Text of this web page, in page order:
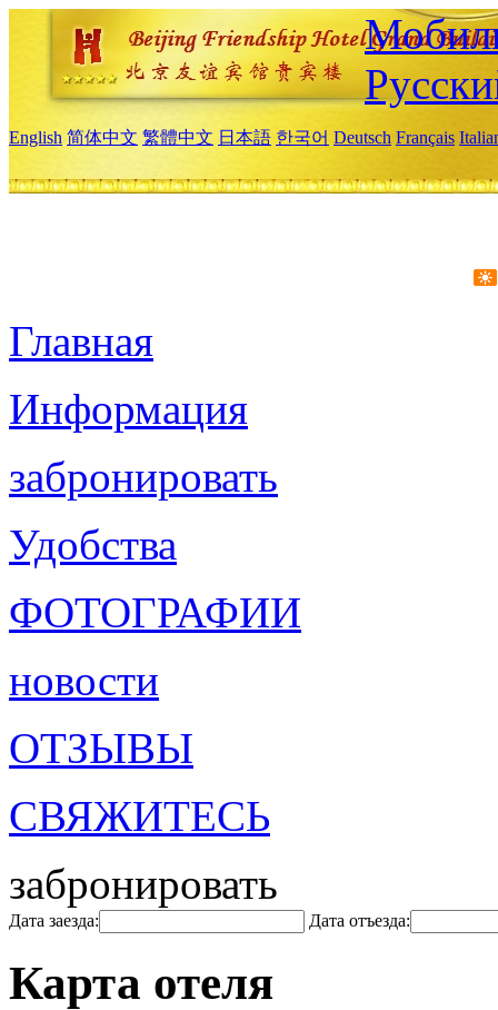
English 简体中文 繁體中文 日本語 한국어 Deutsch Français
Главная
Информация
забронировать
Удобства
ФОТОГРАФИИ
новости
ОТЗЫВЫ
СВЯЖИТЕСЬ
забронировать
Дата заезда: Дата отъезда:
Карта отеля